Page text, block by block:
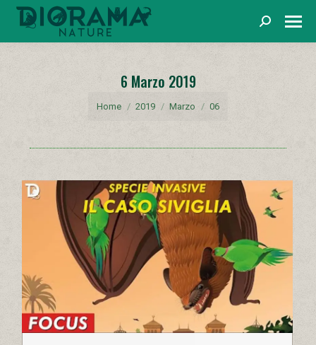
Cerca
6 Marzo 2019
You are here:
Home 2019 Marzo 06